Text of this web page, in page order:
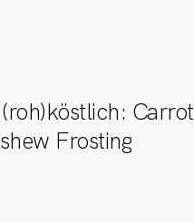
Carrot
Frosting